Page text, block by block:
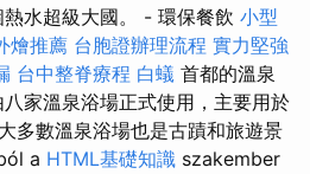
水超級大國。 - 環保餐飲 小型
燴推薦 台胞證辦理流程 實力堅強
台中整脊療程 白蟻 首都的溫泉
家溫泉浴場正式使用，主要用於
多數溫泉浴場也是古蹟和旅遊景
a HTML基礎知識 szakember